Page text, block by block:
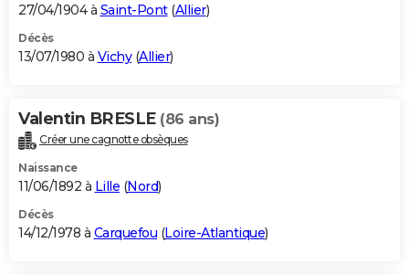
27/04/1904 à Saint-Pont(Allier)
Décès
13/07/1980 à Vichy(Allier)
Valentin BRESLE (86 ans)
Créer une cagnotte obsèques
Naissance
11/06/1892 à Lille (Nord)
Décès
14/12/1978 à Carquefou (Loire-Atlantique)